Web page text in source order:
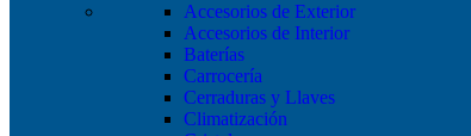
Accesorios de Exterior
Accesorios de Interior
Baterías
Carrocería
Cerraduras y Llaves
Climatización